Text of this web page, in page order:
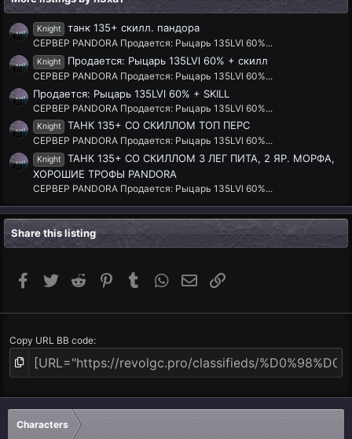
Knight танк 135+ скилл. пандора
СЕРВЕР PANDORA Продается: Рыцарь 135LVl 60%...
Knight Продается: Рыцарь 135LVl 60% + скилл
СЕРВЕР PANDORA Продается: Рыцарь 135LVl 60%...
Продается: Рыцарь 135LVl 60% + SKILL
СЕРВЕР PANDORA Продается: Рыцарь 135LVl 60%...
Knight ТАНК 135+ СО СКИЛЛОМ ТОП ПЕРС
СЕРВЕР PANDORA Продается: Рыцарь 135LVl 60%...
Knight
ТАНК 135+ СО СКИЛЛОМ 3 ЛЕГ ПИТА, 2 ЯР. МОРФА,
ХОРОШИЕ ТРОФЫ PANDORA
СЕРВЕР PANDORA Продается: Рыцарь 135LVl 60%...
Share this listing
Facebook
TwitterReddit PinterestTumblr WhatsApp
Email Link
Copy URL BB code
Characters